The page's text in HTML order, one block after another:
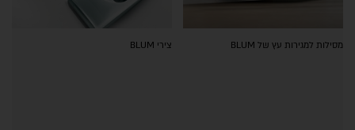
מסילות למגירות עץ של BLUM צירי BLUM